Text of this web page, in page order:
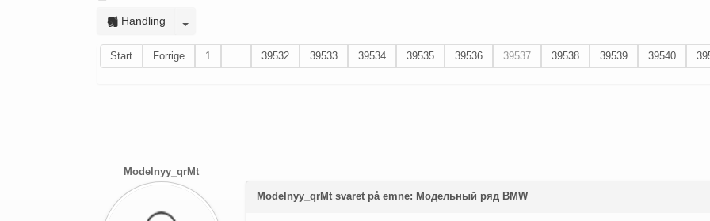
Handling
Start Forrige 1 ... 39532 39533 39534 39535 39536 39537 39538 39539 39540
Modelnyy_qrMt
Modelnyy_qrMt svaret på emne: Модельный ряд BMW